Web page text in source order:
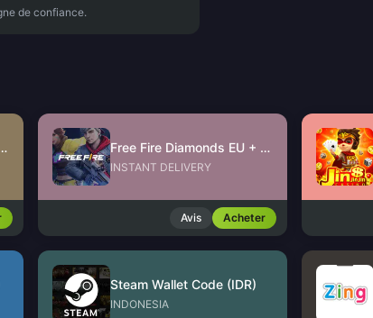
de confiance.
Origin Diamonds Free Fire Diamonds EU + TR
INSTANT DELIVERY
Avis Acheter
Steam Wallet Code (IDR)
INDONESIA